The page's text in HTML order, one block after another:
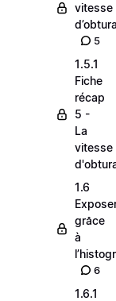
vitesse
5
1.5.1
Fiche
récap
5 -
La
vitesse
1.6
grâce
à
6
1.6.1